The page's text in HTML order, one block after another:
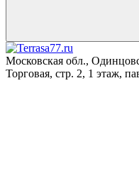
Московская обл.,
Торговая, стр. 2, 1 этаж,